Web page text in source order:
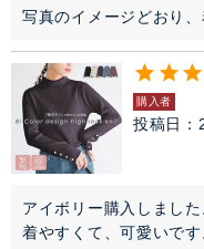
写真のイメージどおり
購入者
投稿日
アイボリー購入しました
着やすくて、可愛いです